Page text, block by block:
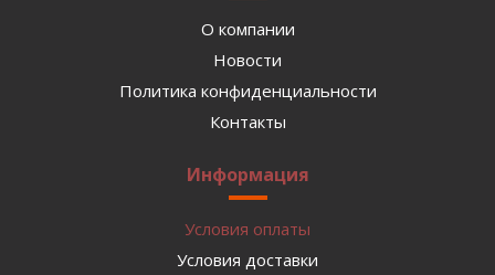
О компании
Новости
Политика конфиденциальности
Контакты
Информация
Условия оплаты
Условия доставки